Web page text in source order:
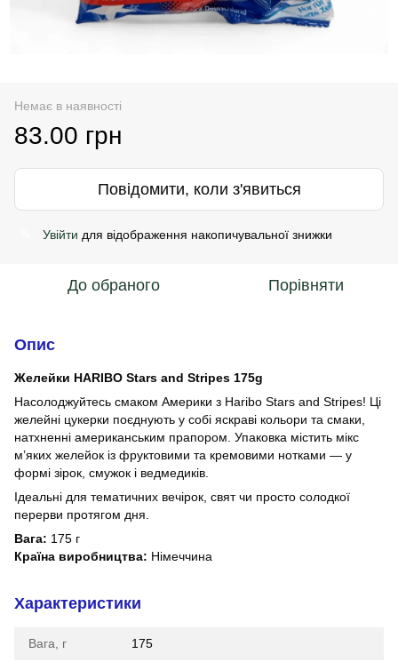
Немає в наявності
83.00 грн
Повідомити, коли з'явиться
Увійти для відображення накопичувальної знижки
До обраного Порівняти
Опис
Желейки HARIBO Stars and Stripes 175g
Насолоджуйтесь смаком Америки з Haribo Stars and Stripes! Ці
желейні цукерки поєднують у собі яскраві кольори та смаки,
натхненні американським прапором. Упаковка містить мікс
м’яких желейок із фруктовими та кремовими нотками — у
формі зірок, смужок і ведмедиків.
Ідеальні для тематичних вечірок, свят чи просто солодкої
перерви протягом дня.
Вага: 175 г
Країна виробництва: Німеччина
Характеристики
Вага, г 175